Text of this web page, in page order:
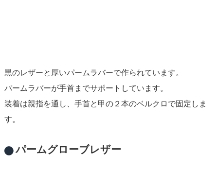
黒のレザーと厚いパームラバーで作られています。
パームラバーが手首までサポートしています。
装着は親指を通し、手首と甲の２本のベルクロで固定しま
す。
パームグローブレザー